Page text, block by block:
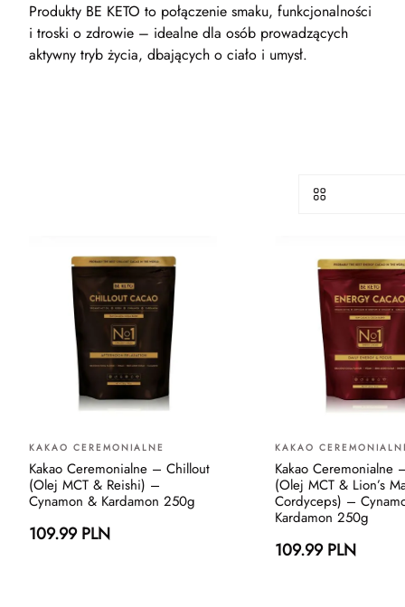
Produkty BE KETO to połączenie smaku, funkcjonalności
i troski o zdrowie – idealne dla osób prowadzących
aktywny tryb życia, dbających o ciało i umysł.
KAKAO CEREMONIALNE
Kakao Ceremonialne – Chillout
(Olej MCT & Reishi) –
Cynamon & Kardamon 250g
109.99 PLN
KAKAO
Kakao Ceremonialne
(Olej MCT & Lion’s
Cordyceps) –
Kardamon 250g
109.99 PLN